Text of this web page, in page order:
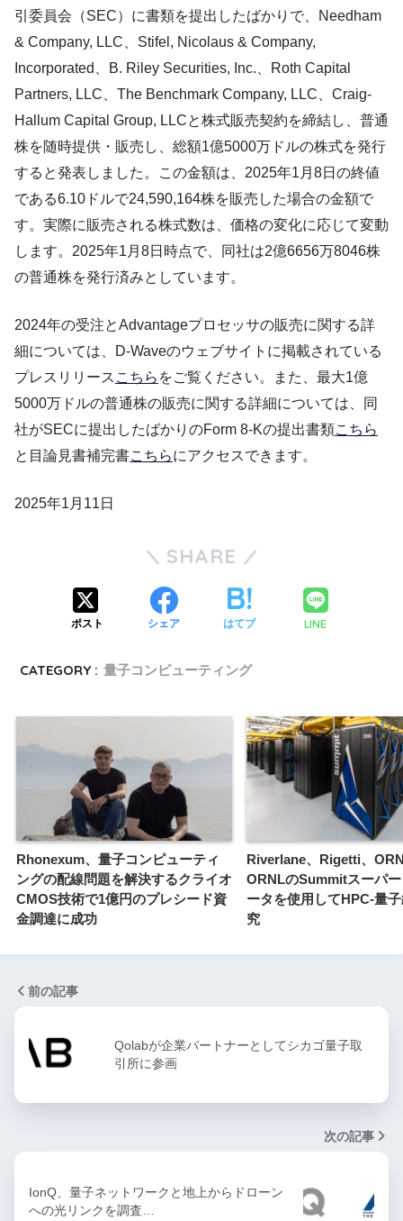
引委員会（SEC）に書類を提出したばかりで、Needham
& Company, LLC、Stifel, Nicolaus & Company,
Incorporated、B. Riley Securities, Inc.、Roth Capital
Partners, LLC、The Benchmark Company, LLC、Craig-
Hallum Capital Group, LLCと株式販売契約を締結し、普通
株を随時提供・販売し、総額1億5000万ドルの株式を発行
すると発表しました。この金額は、2025年1月8日の終値
である6.10ドルで24,590,164株を販売した場合の金額で
す。実際に販売される株式数は、価格の変化に応じて変動
します。2025年1月8日時点で、同社は2億6656万8046株
の普通株を発行済みとしています。
2024年の受注とAdvantageプロセッサの販売に関する詳
細については、D-Waveのウェブサイトに掲載されている
プレスリリース こちら をご覧ください。また、最大1億
5000万ドルの普通株の販売に関する詳細については、同
社がSECに提出したばかりのForm 8-Kの提出書類こちら
と目論見書補完書こちらにアクセスできます。
2025年1月11日
SHARE
ポスト シェア はてブ LINE
CATEGORY : 量子コンピューティング
Rhonexum、量子コンピューティ
ングの配線問題を解決するクライオ
CMOS技術で1億円のプレシード資
金調達に成功
Riverlane、Rigetti、
ORNLのSummitスーパ
ータを使用してHPC-量
究
前の記事
Qolabが企業パートナーとしてシカゴ量子取
引所に参画
次の記事
IonQ、量子ネットワークと地上からドローン
への光リンクを調査…